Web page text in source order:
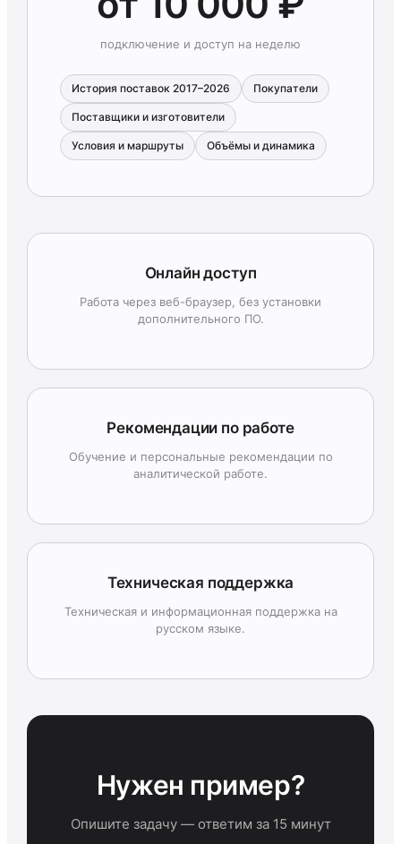
подключение и доступ на неделю
История поставок 2017–2026 Покупатели
Поставщики и изготовители
Условия и маршруты Объёмы и динамика
Онлайн доступ
Работа через веб-браузер, без установки
дополнительного ПО.
Рекомендации по работе
Обучение и персональные рекомендации по
аналитической работе.
Техническая поддержка
Техническая и информационная поддержка на
русском языке.
Нужен пример?
Опишите задачу — ответим за 15 минут